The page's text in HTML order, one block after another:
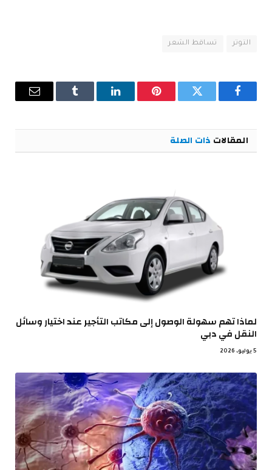
التوتر تساقط الشعر
فيسبوك تويتر بينتيريستلينكدإن Tumblr
البريد
المقالات ذات الصلة
لماذا تهم سهولة الوصول إلى مكاتب التأجير عند اختيار وسائل
النقل في دبي
5 يوليو، 2026